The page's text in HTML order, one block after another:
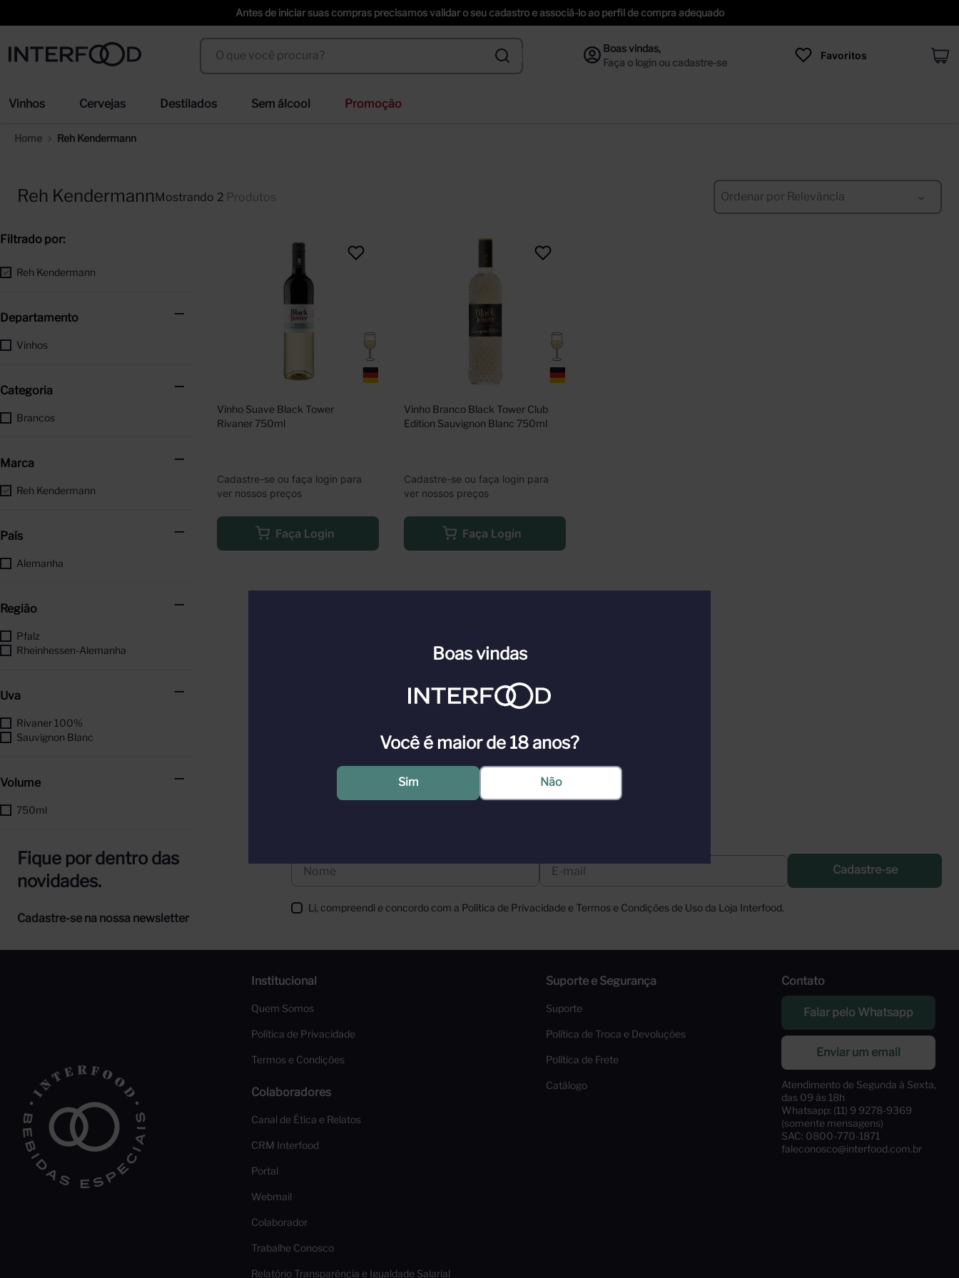
Antes de iniciar suas compras precisamos validar o seu cadastro e associá-lo ao perfil de compra adequado
O que você procura?
Favoritos
Vinhos Cervejas Destilados Sem álcool Promoção
Reh Kendermann
Reh Kendermann 2 Produtos Ordenar por Relevância
Reh Kendermann
Departamento
Vinhos
Categoria
Brancos
Marca
Reh Kendermann
País
Alemanha
Região
Pfalz
Rheinhessen-Alemanha
Uva
Rivaner 100%
Sauvignon Blanc
Volume
750ml
Vinho Suave Black Tower
Rivaner 750ml
Cadastre-se ou faça login para
ver nossos preços
Faça Login
Vinho Branco Black Tower Club
Edition Sauvignon Blanc 750ml
Cadastre-se ou faça login para
ver nossos preços
Faça Login
Fique por dentro das
novidades.
Cadastre-se na nossa newsletter
Cadastre-se
Li, compreendi e concordo com a Política de Privacidade e Termos e Condições de Uso da Loja Interfood.
Institucional
Quem Somos
Política de Privacidade
Termos e Condições
Colaboradores
Canal de Ética e Relatos
CRM Interfood
Portal
Webmail
Colaborador
Trabalhe Conosco
Relatório Transparência e Igualdade Salarial
Suporte e Segurança
Suporte
Política de Troca e Devoluções
Política de Frete
Catálogo
Contato
Falar pelo Whatsapp
Enviar um email
Atendimento de Segunda à Sexta,
das 09 às 18h
Whatsapp: (11) 9 9278-9369
(somente mensagens)
SAC: 0800-770-1871
faleconosco@interfood.com.br
Boas vindas
Você é maior de 18 anos?
Sim Não
Termos mais buscados
1 espumante cinzano to spritz dry 750ml